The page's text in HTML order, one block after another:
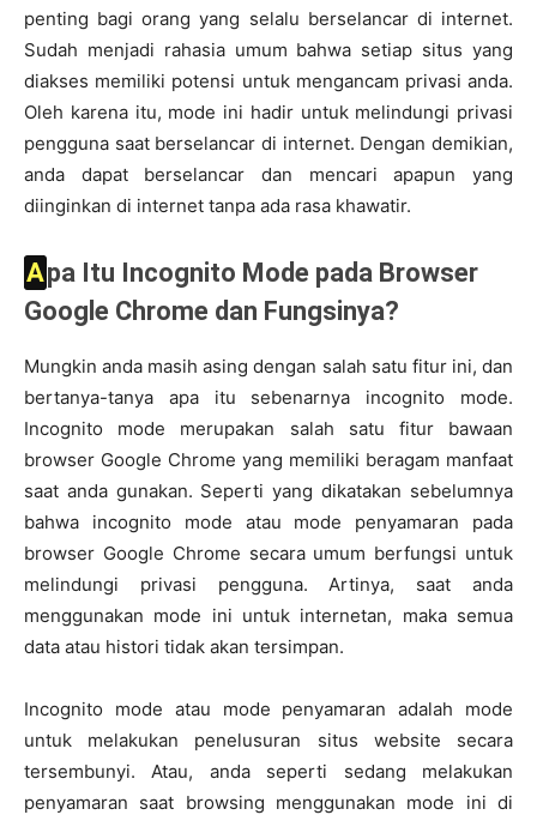
penting bagi orang yang selalu berselancar di internet.
Sudah menjadi rahasia umum bahwa setiap situs yang
diakses memiliki potensi untuk mengancam privasi anda.
Oleh karena itu, mode ini hadir untuk melindungi privasi
pengguna saat berselancar di internet. Dengan demikian,
anda dapat berselancar dan mencari apapun yang
diinginkan di internet tanpa ada rasa khawatir.
Apa Itu Incognito Mode pada Browser
Google Chrome dan Fungsinya?
Mungkin anda masih asing dengan salah satu fitur ini, dan
bertanya-tanya apa itu sebenarnya incognito mode.
Incognito mode merupakan salah satu fitur bawaan
browser Google Chrome yang memiliki beragam manfaat
saat anda gunakan. Seperti yang dikatakan sebelumnya
bahwa incognito mode atau mode penyamaran pada
browser Google Chrome secara umum berfungsi untuk
melindungi privasi pengguna. Artinya, saat anda
menggunakan mode ini untuk internetan, maka semua
data atau histori tidak akan tersimpan.
Incognito mode atau mode penyamaran adalah mode
untuk melakukan penelusuran situs website secara
tersembunyi. Atau, anda seperti sedang melakukan
penyamaran saat browsing menggunakan mode ini di